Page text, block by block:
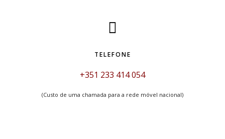
TELEFONE
+351 233 414 054
(Custo de uma chamada para a rede móvel nacional)